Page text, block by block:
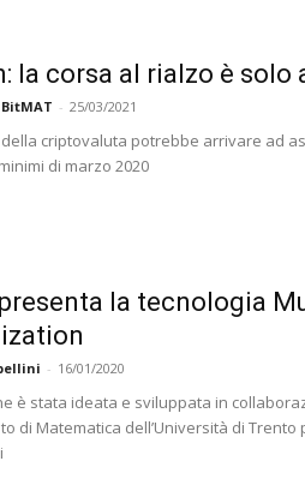
la corsa al rialzo è solo
- 25/03/2021
criptovaluta potrebbe arrivare ad
di marzo 2020
la tecnologia
- 16/01/2020
è stata ideata e sviluppata in
di Matematica dell’Università di Trento